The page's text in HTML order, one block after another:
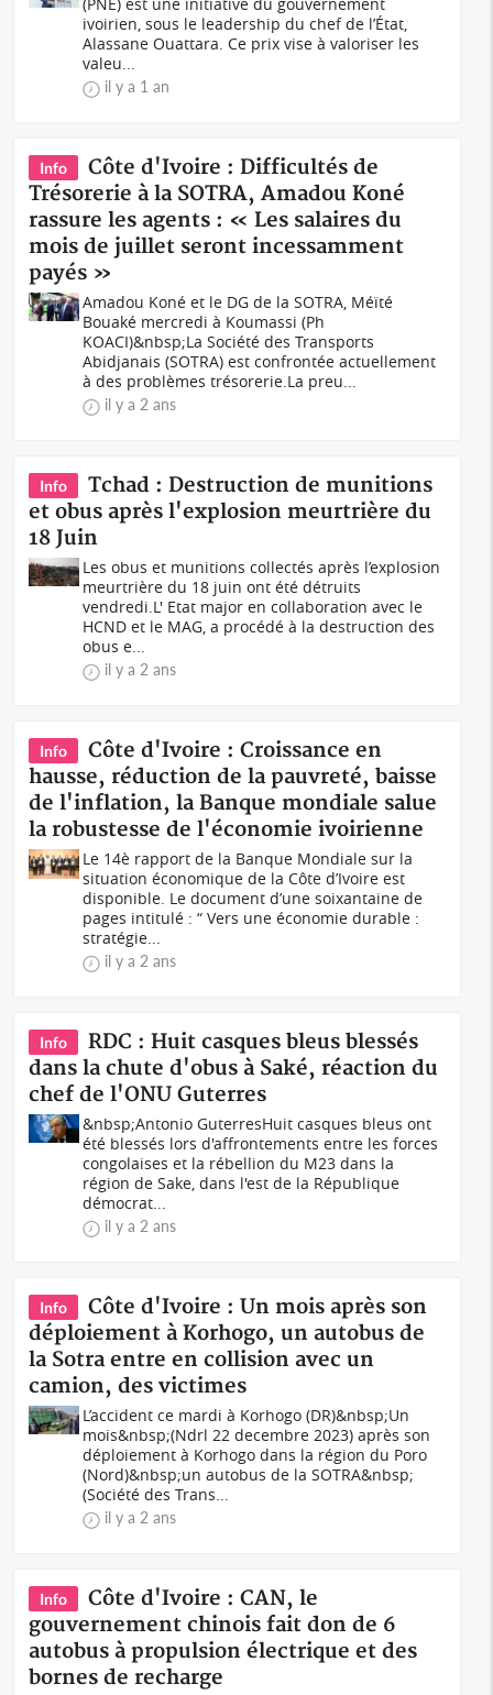
ivoirien, sous le leadership du chef de l’État,
Alassane Ouattara. Ce prix vise à valoriser les
valeu...
il y a 1 an
Info
Côte d'Ivoire : Difficultés de
Trésorerie à la SOTRA, Amadou Koné
rassure les agents : « Les salaires du
mois de juillet seront incessamment
payés »
Amadou Koné et le DG de la SOTRA, Méïté
Bouaké mercredi à Koumassi (Ph
KOACI)&nbsp;La Société des Transports
Abidjanais (SOTRA) est confrontée actuellement
à des problèmes trésorerie.La preu...
il y a 2 ans
Info
Tchad : Destruction de munitions
et obus après l'explosion meurtrière du
18 Juin
Les obus et munitions collectés après l’explosion
meurtrière du 18 juin ont été détruits
vendredi.L' Etat major en collaboration avec le
HCND et le MAG, a procédé à la destruction des
obus e...
il y a 2 ans
Info
Côte d'Ivoire : Croissance en
hausse, réduction de la pauvreté, baisse
de l'inflation, la Banque mondiale salue
la robustesse de l'économie ivoirienne
Le 14è rapport de la Banque Mondiale sur la
situation économique de la Côte d’Ivoire est
disponible. Le document d’une soixantaine de
pages intitulé : “ Vers une économie durable :
stratégie...
il y a 2 ans
Info
RDC : Huit casques bleus blessés
dans la chute d'obus à Saké, réaction du
chef de l'ONU Guterres
&nbsp;Antonio GuterresHuit casques bleus ont
été blessés lors d'affrontements entre les forces
congolaises et la rébellion du M23 dans la
région de Sake, dans l'est de la République
démocrat...
il y a 2 ans
Info
Côte d'Ivoire : Un mois après son
déploiement à Korhogo, un autobus de
la Sotra entre en collision avec un
camion, des victimes
L’accident ce mardi à Korhogo (DR)&nbsp;Un
mois&nbsp;(Ndrl 22 decembre 2023) après son
déploiement à Korhogo dans la région du Poro
(Nord)&nbsp;un autobus de la SOTRA&nbsp;
(Société des Trans...
il y a 2 ans
Info
Côte d'Ivoire : CAN, le
gouvernement chinois fait don de 6
autobus à propulsion électrique et des
bornes de recharge